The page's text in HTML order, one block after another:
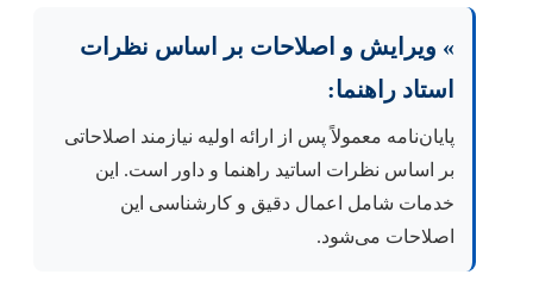
» ویرایش و اصلاحات بر اساس نظرات
استاد راهنما:
پایان‌نامه معمولاً پس از ارائه اولیه نیازمند اصلاحاتی
بر اساس نظرات اساتید راهنما و داور است. این
خدمات شامل اعمال دقیق و کارشناسی این
اصلاحات می‌شود.